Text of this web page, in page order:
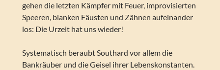
gehen die letzten Kämpfer mit Feuer, improvisierten
Speeren, blanken Fäusten und Zähnen aufeinander
los: Die Urzeit hat uns wieder!
Systematisch beraubt Southard vor allem die
Bankräuber und die Geisel ihrer Lebenskonstanten.